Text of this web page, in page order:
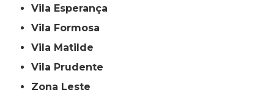
Vila Esperança
Vila Formosa
Vila Matilde
Vila Prudente
Zona Leste